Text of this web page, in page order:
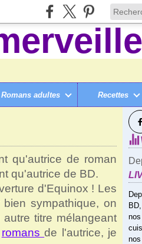
Romans adultes Recettes
AURORA GATE
qu'autrice de roman
qu'autrice de BD.
d'Equinox ! Les
sympathique, on
titre mélangeant
romansde l'autrice, je